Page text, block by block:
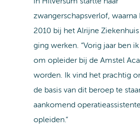
zwangerschapsverlof, waarna
2010 bij het Alrijne
ging werken. “Vorig jaar ben
om opleider bij de Amstel
worden. Ik vind het prachtig
de basis van dit beroep te
aankomend
opleiden.”